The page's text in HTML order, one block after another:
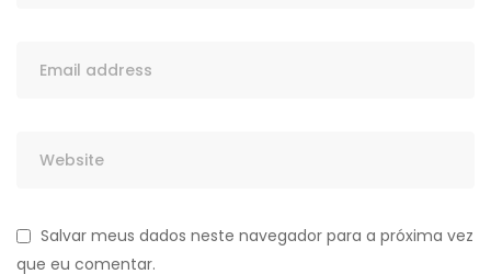
Salvar meus dados neste navegador para a próxima vez
que eu comentar.